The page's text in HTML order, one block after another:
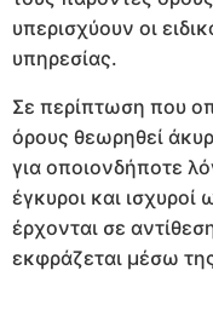
υπερισχύουν οι
υπηρεσίας.
Σε περίπτωση που
όρους θεωρηθεί
για οποιονδήποτε
έγκυροι και
έρχονται σε
εκφράζεται μέσω